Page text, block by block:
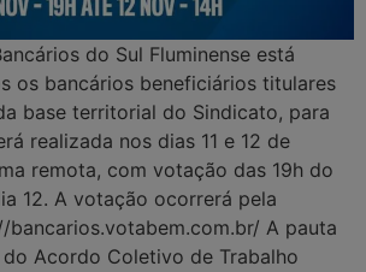
do Sul Fluminense está
os bancários beneficiários titulares
base territorial do Sindicato, para
realizada nos dias 11 e 12 de
remota, com votação das 19h do
12. A votação ocorrerá pela
A pauta
Acordo Coletivo de Trabalho